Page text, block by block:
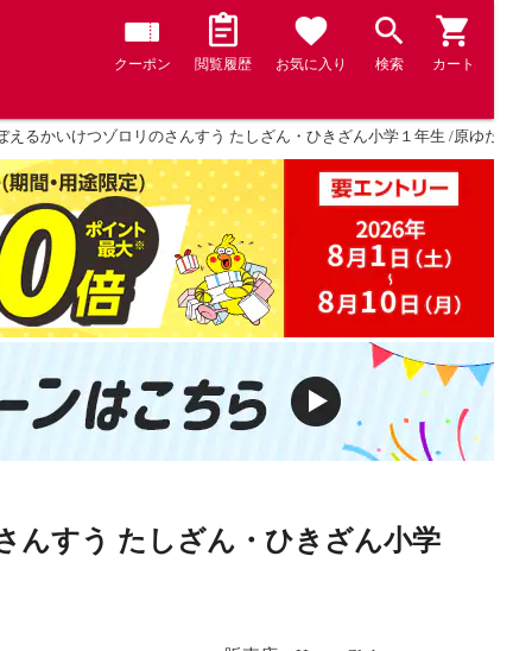
クーポン 閲覧履歴 お気に入り 検索 カート
えるかいけつゾロリのさんすう たしざん・ひきざん小学１年生 /原ゆたか
んすう たしざん・ひきざん小学